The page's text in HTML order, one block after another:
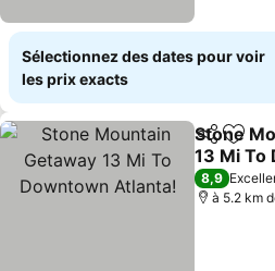
Sélectionnez des dates pour voir
les prix exacts
Partager
Stone
13 Mi To
Atlanta!
8,9
à 5.2 km